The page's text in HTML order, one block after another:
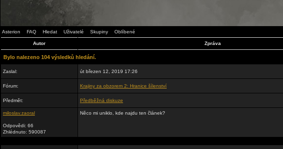
Asterion FAQ Hledat Uživatelé Skupiny Oblíbené
Autor Zpráva
Bylo nalezeno 104 výsledků hledání.
Zaslal: út březen 12, 2019 17:26
Fórum: Krajiny za obzorem 2: Hranice šílenství
Předmět: Předběžná diskuze
miloslav.zaoral
Odpovědi: 66
Zhlédnuto: 590087
Něco mi uniklo, kde najdu ten článek?